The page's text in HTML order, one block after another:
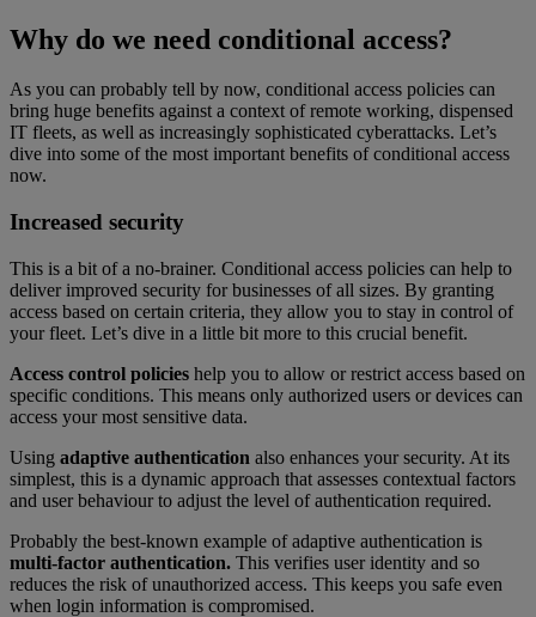
Why do we need conditional access?
As you can probably tell by now, conditional access policies can
bring huge benefits against a context of remote working, dispensed
IT fleets, as well as increasingly sophisticated cyberattacks. Let’s
dive into some of the most important benefits of conditional access
now.
Increased security
This is a bit of a no-brainer. Conditional access policies can help to
deliver improved security for businesses of all sizes. By granting
access based on certain criteria, they allow you to stay in control of
your fleet. Let’s dive in a little bit more to this crucial benefit.
Access control policies help you to allow or restrict access based on
specific conditions. This means only authorized users or devices can
access your most sensitive data.
Using adaptive authentication also enhances your security. At its
simplest, this is a dynamic approach that assesses contextual factors
and user behaviour to adjust the level of authentication required.
Probably the best-known example of adaptive authentication is
multi-factor authentication. This verifies user identity and so
reduces the risk of unauthorized access. This keeps you safe even
when login information is compromised.